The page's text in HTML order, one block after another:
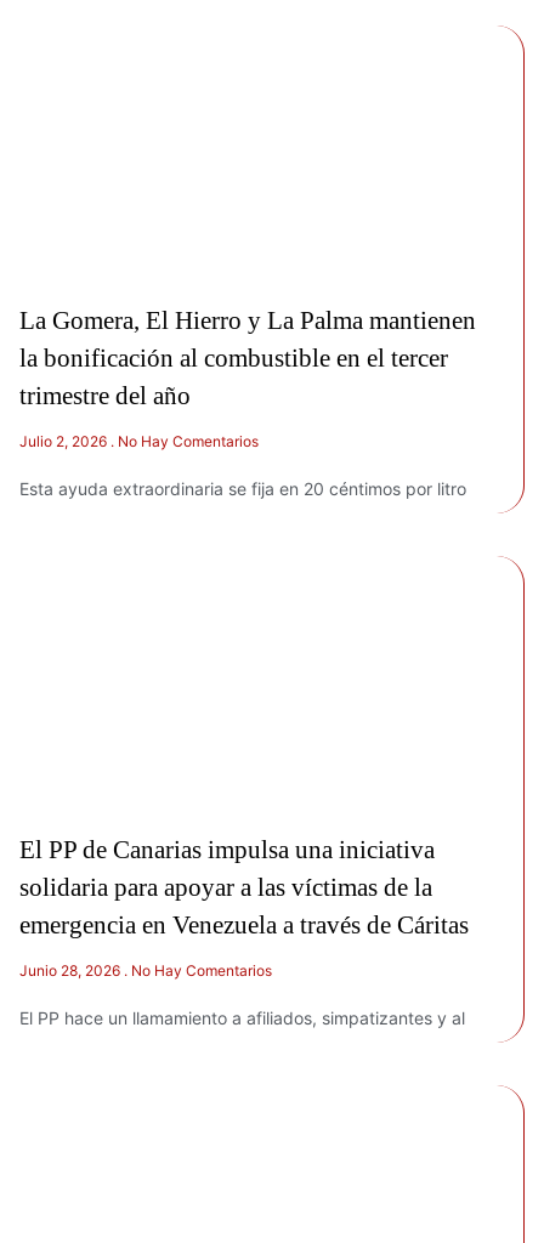
La Gomera, El Hierro y La Palma mantienen
la bonificación al combustible en el tercer
trimestre del año
Julio 2, 2026 No Hay Comentarios
Esta ayuda extraordinaria se fija en 20 céntimos por litro
El PP de Canarias impulsa una iniciativa
solidaria para apoyar a las víctimas de la
emergencia en Venezuela a través de Cáritas
Junio 28, 2026 No Hay Comentarios
El PP hace un llamamiento a afiliados, simpatizantes y al